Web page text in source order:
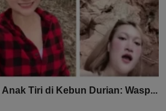
Tiri di Kebun Durian: Wasp...